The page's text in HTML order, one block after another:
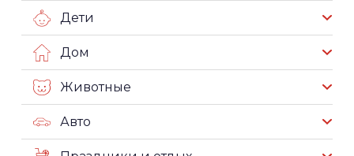
Дети
Дом
Животные
Авто